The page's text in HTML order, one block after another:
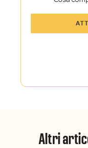
Sky TG24
Altri